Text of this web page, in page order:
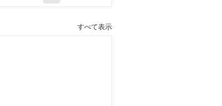
すべて表示